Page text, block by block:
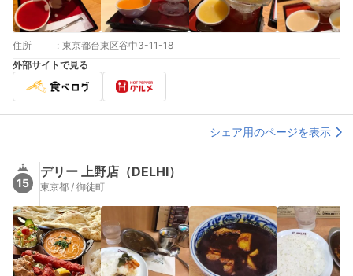
住所 : 東京都台東区谷中3-11-18
外部サイトで見る
シェア用のページを表示
15
デリー 上野店（DELHI）
東京都 / 御徒町